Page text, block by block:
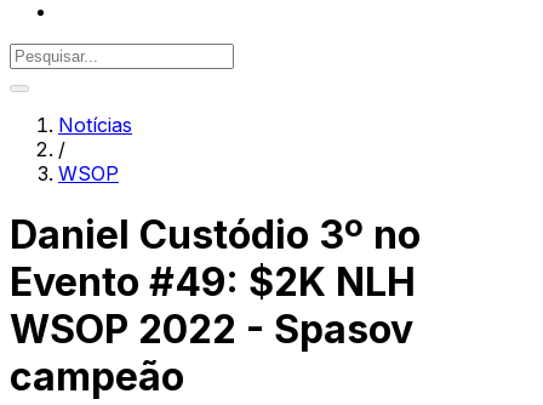
Notícias
/
WSOP
Daniel Custódio 3º no
Evento #49: $2K NLH
WSOP 2022 - Spasov
campeão